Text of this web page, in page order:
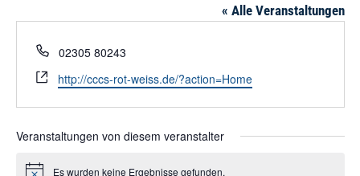
« Alle Veranstaltungen
Telefon
02305 80243
Webseite
http://cccs-rot-weiss.de/?action=Home
Veranstaltungen von diesem veranstalter
Es wurden keine Ergebnisse gefunden.